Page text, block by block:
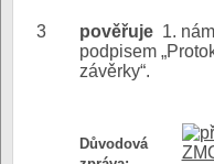
3 pověřuje 1.
podpisem
závěrky“.
Důvodová